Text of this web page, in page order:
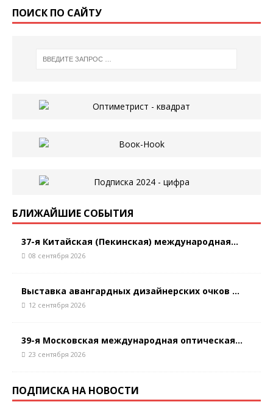
ПОИСК ПО САЙТУ
БЛИЖАЙШИЕ СОБЫТИЯ
37-я Китайская (Пекинская) международная...
08 сентября 2026
Выставка авангардных дизайнерских очков ...
12 сентября 2026
39-я Московская международная оптическая...
23 сентября 2026
ПОДПИСКА НА НОВОСТИ